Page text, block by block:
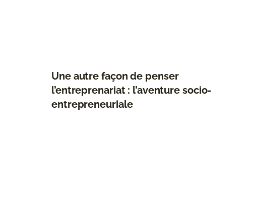
Une autre façon de penser
l’entreprenariat : l’aventure socio-
entrepreneuriale